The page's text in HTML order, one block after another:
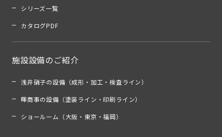
シリーズ一覧
カタログPDF
施設設備のご紹介
浅井硝子の設備（成形・加工・検査ライン）
暉商事の設備（塗装ライン・印刷ライン）
ショールーム（大阪・東京・福岡）